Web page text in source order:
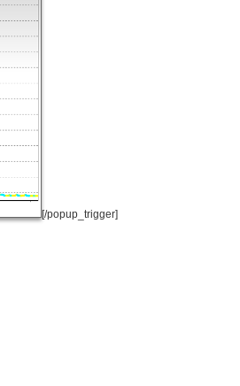
[/popup_trigger]